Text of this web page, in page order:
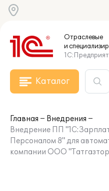
Отраслевые
и
Каталог
Главная
Внедрения
Внедрение ПП
Персоналом 8" для
компании ООО